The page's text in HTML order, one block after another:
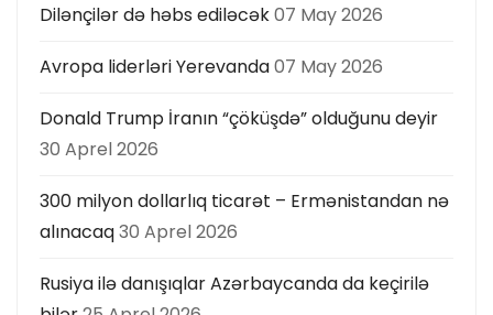
Dilənçilər də həbs ediləcək07 May 2026
Avropa liderləri Yerevanda07 May 2026
Donald Trump İranın “çöküşdə” olduğunu deyir
30 Aprel 2026
300 milyon dollarlıq ticarət – Ermənistandan nə
alınacaq30 Aprel 2026
Rusiya ilə danışıqlar Azərbaycanda da keçirilə